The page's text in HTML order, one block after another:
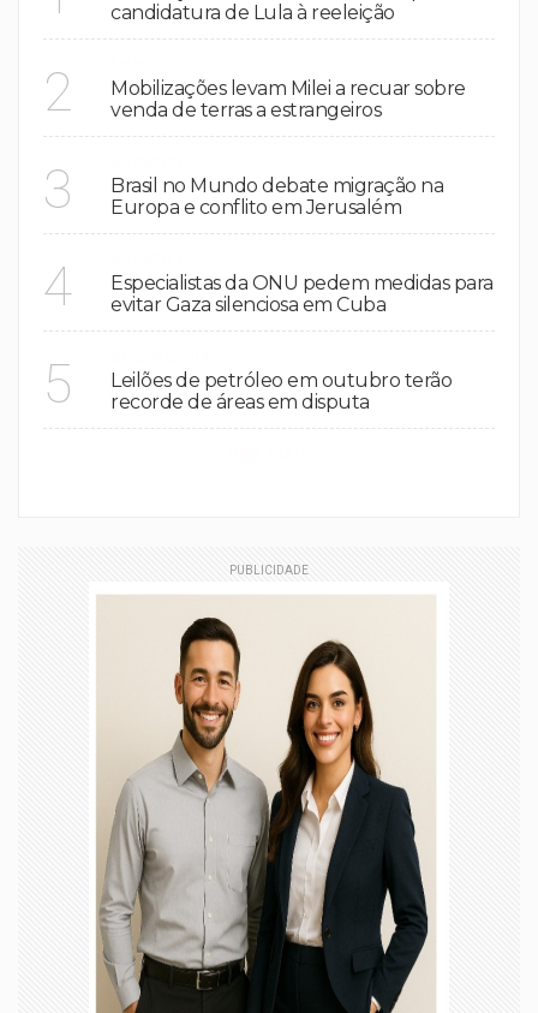
candidatura de Lula à reeleição
2
Mobilizações levam Milei a recuar sobre
venda de terras a estrangeiros
3
Brasil no Mundo debate migração na
Europa e conflito em Jerusalém
4
Especialistas da ONU pedem medidas para
evitar Gaza silenciosa em Cuba
5
Leilões de petróleo em outubro terão
recorde de áreas em disputa
PUBLICIDADE